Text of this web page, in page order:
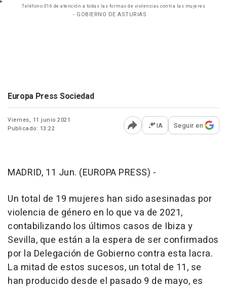
Teléfono 016 de atención a todas las formas de violencias contra las mujeres
- GOBIERNO DE ASTURIAS
Europa Press Sociedad
Viernes, 11 junio 2021
Publicado: 13:22
Abrir opciones para
IA Seguir en
MADRID, 11 Jun. (EUROPA PRESS) -
Un total de 19 mujeres han sido asesinadas por
violencia de género en lo que va de 2021,
contabilizando los últimos casos de Ibiza y
Sevilla, que están a la espera de ser confirmados
por la Delegación de Gobierno contra esta lacra.
La mitad de estos sucesos, un total de 11, se
han producido desde el pasado 9 de mayo, es